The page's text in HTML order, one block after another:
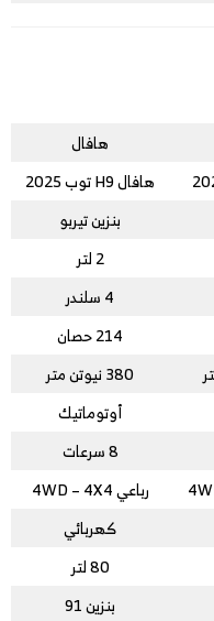
هافال
هافال H9 توب 2025
بنزين تيربو
2 لتر
4 سلندر
214 حصان
380 نيوتن متر
أوتوماتيك
8 سرعات
رباعي 4WD – 4X4
كهربائي
80 لتر
بنزين 91